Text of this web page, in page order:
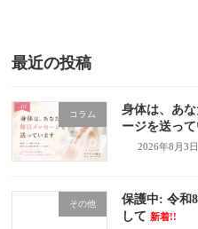
最近の投稿
コラム
身体は、あ
ージを送っ
2026年8月3日
その他
保護中: 令和
して 新着!!